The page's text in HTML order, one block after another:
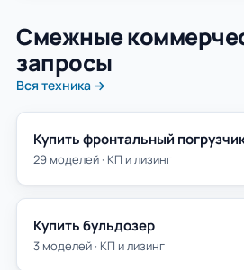
Смежные
запросы
Вся техника →
Купить фронтальный
29 моделей · КП и лизинг
Купить бульдозер
3 моделей · КП и лизинг